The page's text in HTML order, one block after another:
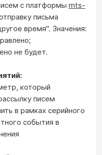
с платформы mts-
письма
время". Значения:
не будет.
который
писем
в рамках серийного
события в